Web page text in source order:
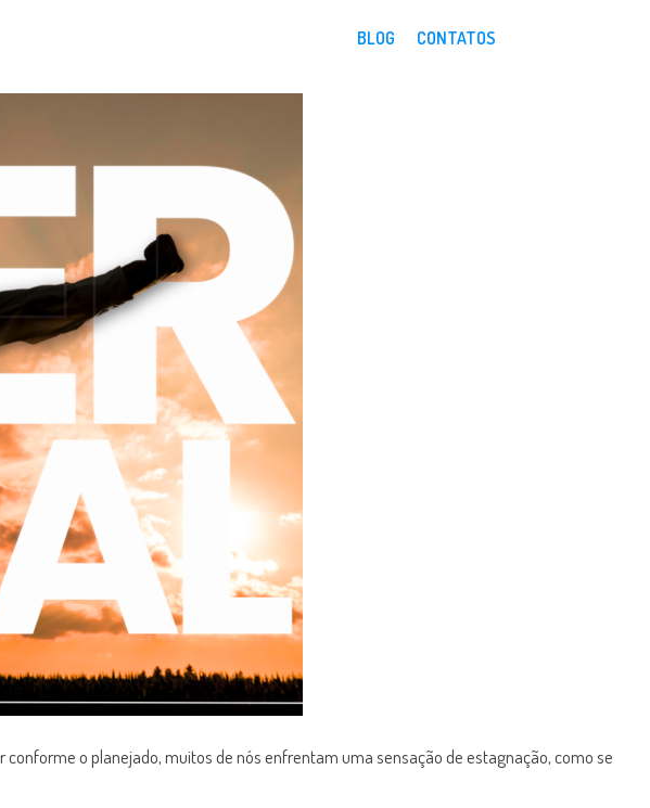
BLOG CONTATOS
o planejado, muitos de nós enfrentam uma sensação de estagnação, como se